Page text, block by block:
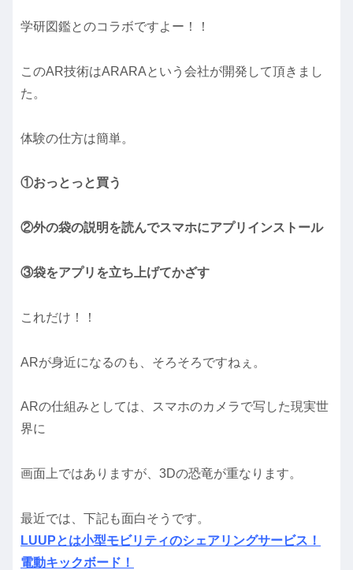
学研図鑑とのコラボですよー！！
このAR技術はARARAという会社が開発して頂きまし
た。
体験の仕方は簡単。
①おっとっと買う
②外の袋の説明を読んでスマホにアプリインストール
③袋をアプリを立ち上げてかざす
これだけ！！
ARが身近になるのも、そろそろですねぇ。
ARの仕組みとしては、スマホのカメラで写した現実世
界に
画面上ではありますが、3Dの恐竜が重なります。
最近では、下記も面白そうです。
LUUPとは小型モビリティのシェアリングサービス！
電動キックボード！